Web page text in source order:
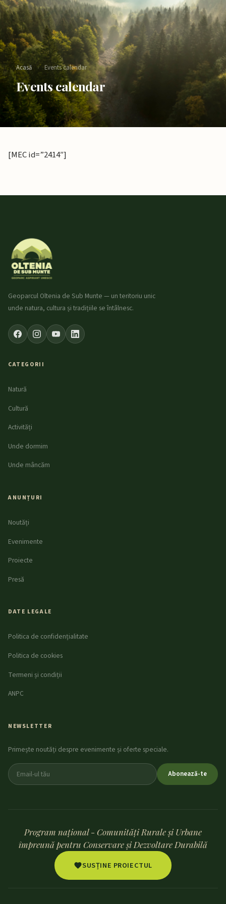
Acasă › Events calendar
Events calendar
[MEC id=”2414″]
Geoparcul Oltenia de Sub Munte — un teritoriu unic
unde natura, cultura și tradițiile se întâlnesc.
CATEGORII
Natură
Cultură
Activități
Unde dormim
Unde mâncăm
ANUNȚURI
Noutăți
Evenimente
Proiecte
Presă
DATE LEGALE
Politica de confidențialitate
Politica de cookies
Termeni și condiții
ANPC
NEWSLETTER
Primește noutăți despre evenimente și oferte speciale.
Abonează-te
Program național - Comunități Rurale și Urbane
împreună pentru Conservare și Dezvoltare Durabilă
SUSȚINE PROIECTUL